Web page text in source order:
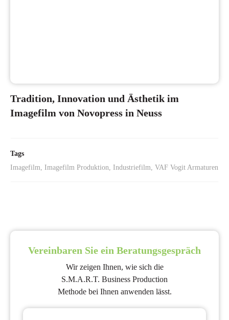
Tradition, Innovation und Ästhetik im
Imagefilm von Novopress in Neuss
Tags
Imagefilm, Imagefilm Produktion, Industriefilm, VAF Vogit Armaturen
Vereinbaren Sie ein Beratungsgespräch
Wir zeigen Ihnen, wie sich die
S.M.A.R.T. Business Production
Methode bei Ihnen anwenden lässt.